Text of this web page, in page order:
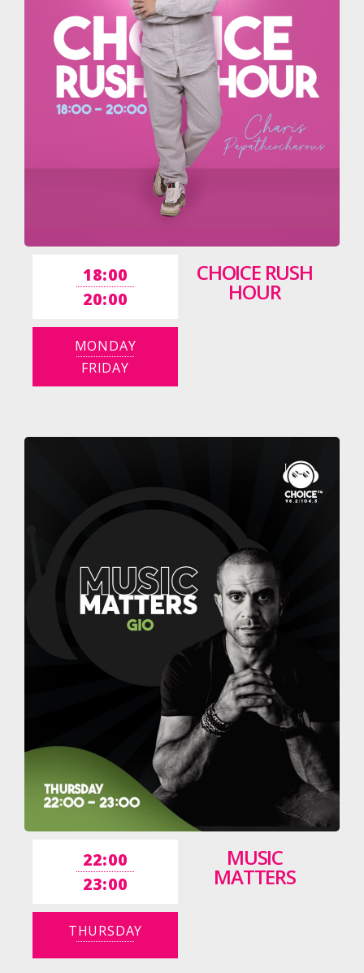
18:00
20:00
MONDAY
FRIDAY
CHOICE RUSH
HOUR
22:00
23:00
THURSDAY
MUSIC
MATTERS